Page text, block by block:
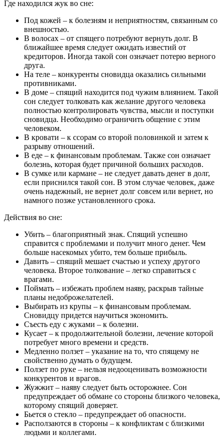
Где находился жук во сне:
Под кожей – к болезням и неприятностям, связанным со
внешностью.
В волосах – от спящего потребуют вернуть долг. В
ближайшее время следует ожидать известий от
кредиторов. Иногда такой сон означает потерю верного
друга.
На теле – конкуренты сновидца оказались сильными
противниками.
В доме – спящий находится под чужим влиянием. Такой
сон следует толковать как желание другого человека
полностью контролировать чувства, мысли и поступки
сновидца. Необходимо ограничить общение с этим
человеком.
В кровати – к ссорам со второй половинкой и затем к
разрыву отношений.
В еде – к финансовым проблемам. Также сон означает
болезнь, которая будет причиной больших расходов.
В сумке или кармане – не следует давать денег в долг,
если приснился такой сон. В этом случае человек, даже
очень надежный, не вернет долг совсем или вернет, но
намного позже установленного срока.
Действия во сне:
Убить – благоприятный знак. Спящий успешно
справится с проблемами и получит много денег. Чем
больше насекомых убито, тем больше прибыль.
Давить – спящий мешает счастью и успеху другого
человека. Второе толкование – легко справиться с
врагами.
Поймать – избежать проблем наяву, раскрыв тайные
планы недоброжелателей.
Выбирать из крупы – к финансовым проблемам.
Сновидцу придется научиться экономить.
Съесть еду с жуками – к болезни.
Кусает – к продолжительной болезни, лечение которой
потребует много времени и средств.
Медленно ползет – указание на то, что спящему не
свойственно думать о будущем.
Ползет по руке – нельзя недооценивать возможности
конкурентов и врагов.
Жужжит – наяву следует быть осторожнее. Сон
предупреждает об обмане со стороны близкого человека,
которому спящий доверяет.
Бьется о стекло – предупреждает об опасности.
Расползаются в стороны – к конфликтам с близкими
людьми и коллегами.